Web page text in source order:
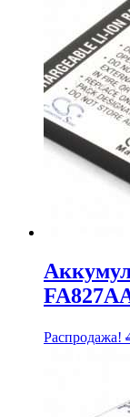
Распродажа!